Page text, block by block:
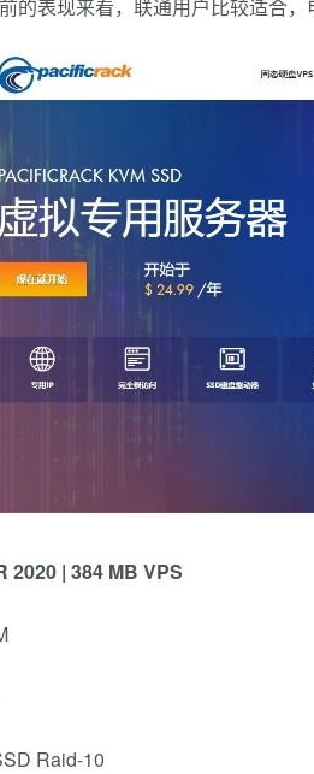
的表现来看，联通用户比较适合，
2020 | 384 MB VPS
Raid-10